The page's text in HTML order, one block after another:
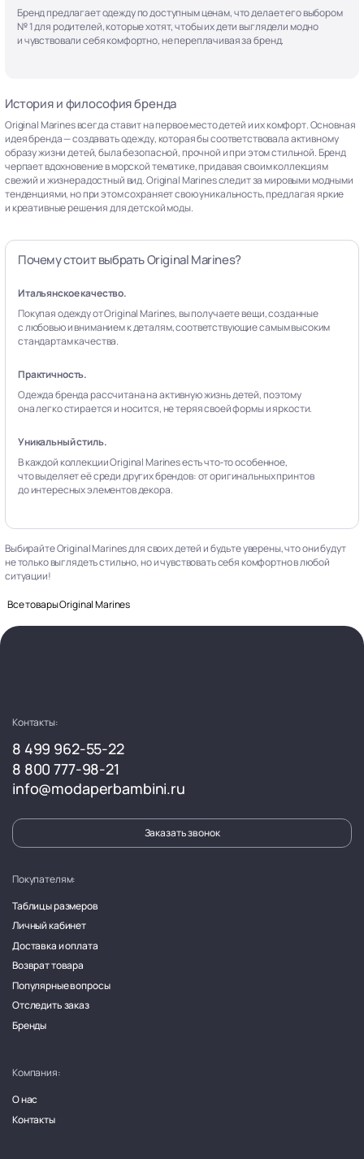
Бренд предлагает одежду по доступным ценам, что делает его выбором
№ 1 для родителей, которые хотят, чтобы их дети выглядели модно
и чувствовали себя комфортно, не переплачивая за бренд.
История и философия бренда
Original Marines всегда ставит на первое место детей и их комфорт. Основная
идея бренда — создавать одежду, которая бы соответствовала активному
образу жизни детей, была безопасной, прочной и при этом стильной. Бренд
черпает вдохновение в морской тематике, придавая своим коллекциям
свежий и жизнерадостный вид. Original Marines следит за мировыми модными
тенденциями, но при этом сохраняет свою уникальность, предлагая яркие
и креативные решения для детской моды.
Почему стоит выбрать Original Marines?
Итальянское качество.
Покупая одежду от Original Marines, вы получаете вещи, созданные
с любовью и вниманием к деталям, соответствующие самым высоким
стандартам качества.
Практичность.
Одежда бренда рассчитана на активную жизнь детей, поэтому
она легко стирается и носится, не теряя своей формы и яркости.
Уникальный стиль.
В каждой коллекции Original Marines есть что‑то особенное,
что выделяет её среди других брендов: от оригинальных принтов
до интересных элементов декора.
Выбирайте Original Marines для своих детей и будьте уверены, что они будут
не только выглядеть стильно, но и чувствовать себя комфортно в любой
ситуации!
Все товары Original Marines
Контакты:
8 499 962-55-22
8 800 777-98-21
info@modaperbambini.ru
Заказать звонок
Покупателям:
Таблицы размеров
Личный кабинет
Доставка и оплата
Возврат товара
Популярные вопросы
Отследить заказ
Бренды
Компания:
О нас
Контакты